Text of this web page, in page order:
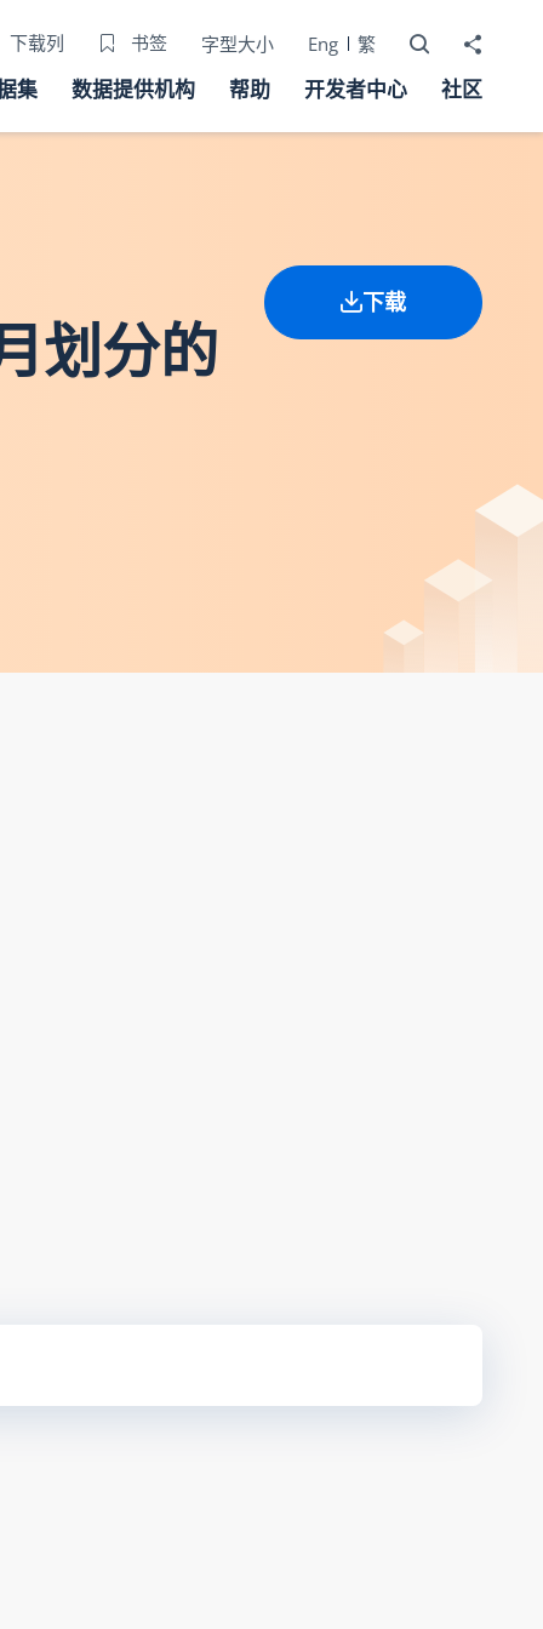
下载列 书签 字型大小 Eng 繁 打开搜寻器
分享至
集 数据提供机构 帮助 开发者中心 社区
划分的
下载